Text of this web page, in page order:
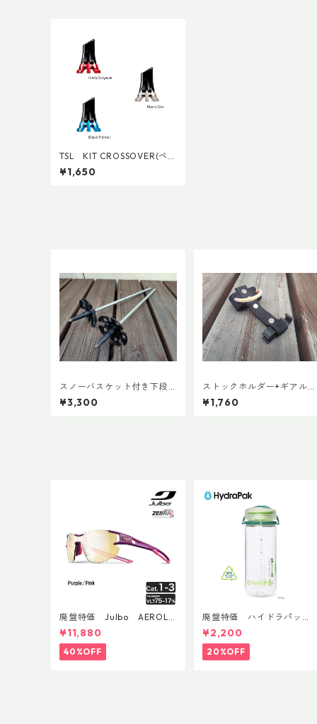
TSL KIT CROSSOVER(ペ
ア)
¥1,650
スノーバスケット付き下段
シャフト(ペア)
¥3,300
ストックホルダー+ギアルー
プ
¥1,760
廃盤特価 Julbo AEROLIT
E AsianFit
¥11,880
40%OFF
廃盤特価 ハイドラパッ
ク リーコン ツイスト＆シ
ップ 500ml
¥2,200
20%OFF